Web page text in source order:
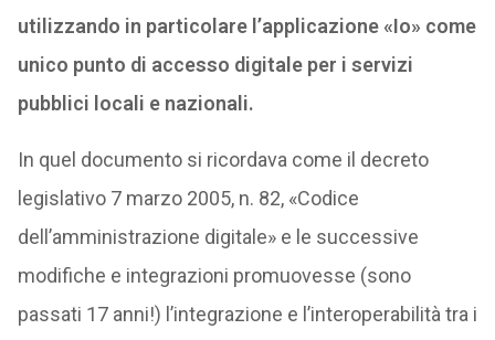
utilizzando in particolare l’applicazione «Io» come
unico punto di accesso digitale per i servizi
pubblici locali e nazionali.
In quel documento si ricordava come il decreto
legislativo 7 marzo 2005, n. 82, «Codice
dell’amministrazione digitale» e le successive
modifiche e integrazioni promuovesse (sono
passati 17 anni!) l’integrazione e l’interoperabilità tra i